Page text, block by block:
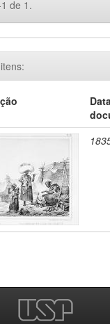
de 1.